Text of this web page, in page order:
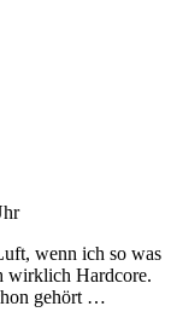
wenn ich so was
wirklich Hardcore.
gehört …